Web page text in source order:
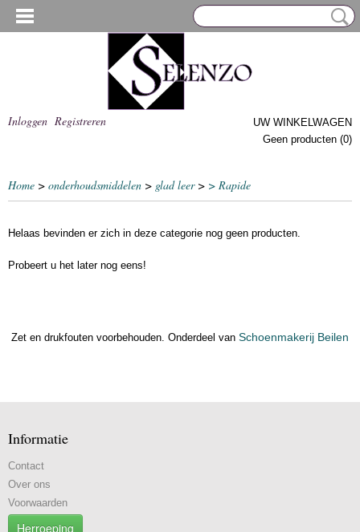
Inloggen Registreren
UW WINKELWAGEN
Geen producten (0)
Home > onderhoudsmiddelen > glad leer> > Rapide
Helaas bevinden er zich in deze categorie nog geen producten.
Probeert u het later nog eens!
Zet en drukfouten voorbehouden. Onderdeel van Schoenmakerij Beilen
Informatie
Contact
Over ons
Voorwaarden
Herroeping